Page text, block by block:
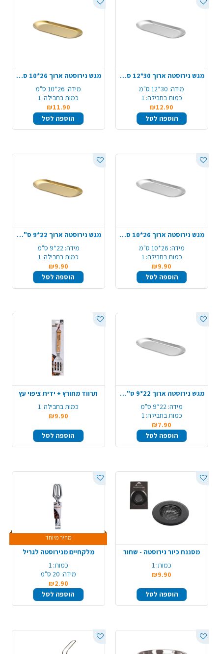
מגש נירוסטה ארוך 30*12 ס"מ - כסף
מידה: 30*12 ס"מ
כמות בחבילה: 1
₪12.90
הוספה לסל
מגש נירוסטה ארוך 26*10 ס"מ - זהב
מידה: 26*10 ס"מ
כמות בחבילה: 1
₪11.90
הוספה לסל
מגש נירוסטה ארוך 26*10 ס"מ - כסף
מידה: 26*10 ס"מ
כמות בחבילה: 1
₪9.90
הוספה לסל
מגש נירוסטה ארוך 22*9 ס"מ - זהב
מידה: 22*9 ס"מ
כמות בחבילה: 1
₪9.90
הוספה לסל
מגש נירוסטה ארוך 22*9 ס"מ - כסף
מידה: 22*9 ס"מ
כמות בחבילה: 1
₪7.90
הוספה לסל
תרווד מחורץ + ידית ציפוי עץ
כמות בחבילה: 1
₪9.90
הוספה לסל
מסננת כיור נירוסטה - שחור
כמות: 1
₪9.90
הוספה לסל
מחיר מיוחד
מלקחיים מנירוסטה לגריל
כמות: 1
מידה: 20 ס"מ
₪2.90
הוספה לסל